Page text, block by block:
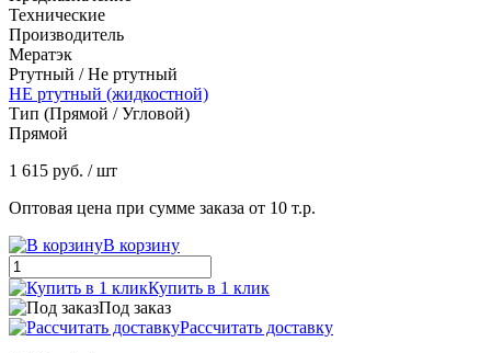
Технические
Производитель
Мератэк
Ртутный / Не ртутный
НЕ ртутный (жидкостной)
Тип (Прямой / Угловой)
Прямой
1 615 руб. / шт
Оптовая цена при сумме заказа от 10 т.р.
В корзину
Купить в 1 клик
Под заказ
Рассчитать доставку